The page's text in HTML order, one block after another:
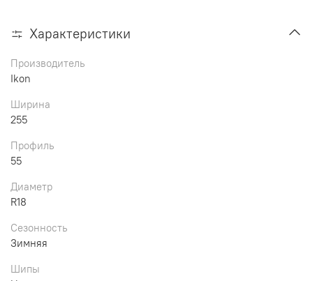
Характеристики
Производитель
Ikon
Ширина
255
Профиль
55
Диаметр
R18
Сезонность
Зимняя
Шипы